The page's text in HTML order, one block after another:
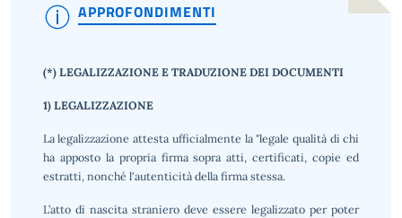
APPROFONDIMENTI
(*)LEGALIZZAZIONE E TRADUZIONE DEI DOCUMENTI
1) LEGALIZZAZIONE
La legalizzazione attesta ufficialmente la "legale qualità di chi
ha apposto la propria firma sopra atti, certificati, copie ed
estratti, nonché l'autenticità della firma stessa.
L’atto di nascita straniero deve essere legalizzato per poter